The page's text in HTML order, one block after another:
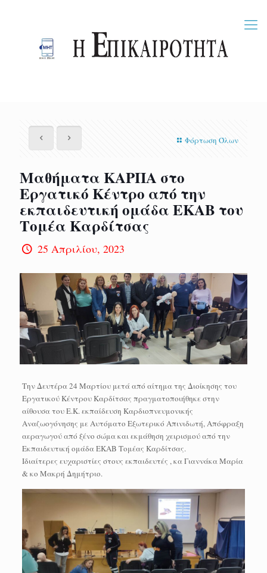
Φόρτωση Όλων
Μαθήματα ΚΑΡΠΑ στο
Εργατικό Κέντρο από την
εκπαιδευτική ομάδα ΕΚΑΒ του
Τομέα Καρδίτσας
25 Απριλίου, 2023
Την Δευτέρα 24 Μαρτίου μετά από αίτημα της Διοίκησης του
Εργατικού Κέντρου Καρδίτσας πραγματοποιήθηκε στην
αίθουσα του Ε.Κ. εκπαίδευση Καρδιοπνευμονικής
Αναζωογόνησης με Αυτόματο Εξωτερικό Απινιδωτή, Απόφραξη
αεραγωγού από ξένο σώμα και εκμάθηση χειρισμού από την
Εκπαιδευτική ομάδα ΕΚΑΒ Τομέας Καρδίτσας.
Ιδιαίτερες ευχαριστίες στους εκπαιδευτές , κα Γιαννάκα Μαρία
& κο Μακρή Δημήτριο.